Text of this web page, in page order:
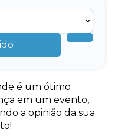
é um ótimo
em um evento,
a opinião da sua